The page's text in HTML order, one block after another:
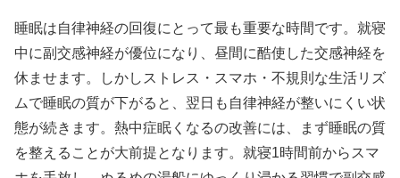
睡眠は自律神経の回復にとって最も重要な時間です。就寝
中に副交感神経が優位になり、昼間に酷使した交感神経を
休ませます。しかしストレス・スマホ・不規則な生活リズ
ムで睡眠の質が下がると、翌日も自律神経が整いにくい状
態が続きます。熱中症眠くなるの改善には、まず睡眠の質
を整えることが大前提となります。就寝1時間前からスマ